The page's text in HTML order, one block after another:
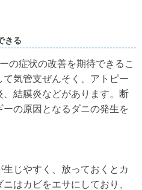
きる
の症状の改善を期待できるこ
気管支ぜんそく、アトピー
結膜炎などがあります。断
の原因となるダニの発生を
じやすく、放っておくとカ
はカビをエサにしており、